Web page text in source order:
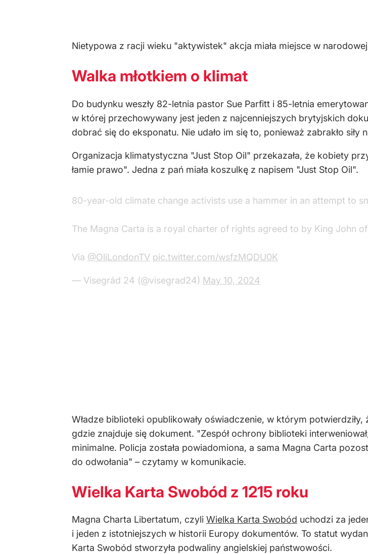
Nietypowa z racji wieku "aktywistek" akcja miała miejsce w
Walka młotkiem o klimat
Do budynku weszły 82-letnia pastor Sue Parfitt i 85-letnia
w której przechowywany jest jeden z najcenniejszych brytyjskich
dobrać się do eksponatu. Nie udało im się to, ponieważ zabrakło
Organizacja klimatystyczna "Just Stop Oil" przekazała, że kobiety
łamie prawo". Jedna z pań miała koszulkę z napisem "Just Stop Oil".
80-year-old climate change activists use a hammer in an attempt to
The Magna Carta is a royal charter of rights agreed to by King John of
Via @OliLondonTV pic.twitter.com/wsfzMQDU0K
— Visegrád 24 (@visegrad24) May 10, 2024
Władze biblioteki opublikowały oświadczenie, w którym
gdzie znajduje się dokument. "Zespół ochrony biblioteki
minimalne. Policja została powiadomiona, a sama Magna Carta
do odwołania" – czytamy w komunikacie.
Wielka Karta Swobód z 1215 roku
Magna Charta Libertatum, czyli Wielka Karta Swobód uchodzi za
i jeden z istotniejszych w historii Europy dokumentów. To statut
Karta Swobód stworzyła podwaliny angielskiej państwowości.